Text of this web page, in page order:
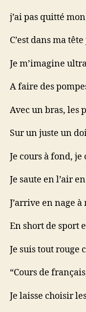
j’ai pas quitté
C’est dans ma
Je m’imagine
A faire des
Avec un bras, les
Sur un juste un
Je cours à fond,
Je saute en l’air
J’arrive en nage
En short de sport
Je suis tout rouge
“Cours de
Je laisse choisir